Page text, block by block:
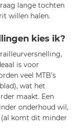
lange tochten
willen halen.
kies ik?
is voor
veel MTB’s
wat het
maakt. Een
onderhoud wil,
(al komt dit minder